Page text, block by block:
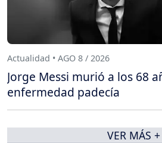
Actualidad • AGO 8 / 2026
Jorge Messi murió a los 68
enfermedad padecía
VER MÁS +